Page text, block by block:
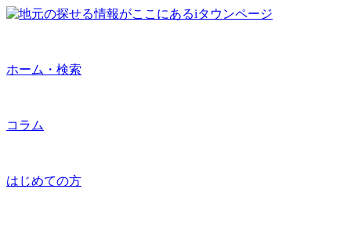
ホーム・検索
コラム
はじめての方